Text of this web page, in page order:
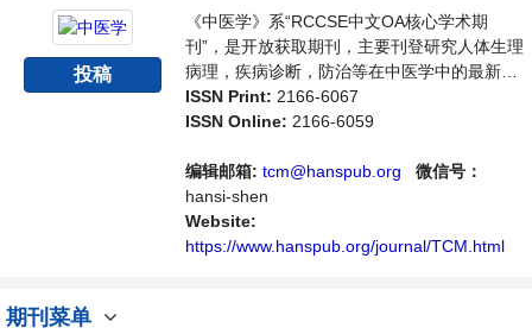
投稿
《中医学》系“RCCSE中文OA核心学术期
刊”，是开放获取期刊，主要刊登研究人体生理
病理，疾病诊断，防治等在中医学中的最新应
用的论文。本刊支持思想创新、学术创新，倡
导科学，繁荣学术，集学术性、思想性为一
人员提供一个传播、分享和讨论中医学领域内
不同方向问题与发展的交流平台。
ISSN Print: 2166-6067
ISSN Online: 2166-6059
编辑邮箱: tcm@hanspub.org
微信号：
hansi-shen
Website:
https://www.hanspub.org/journal/TCM.html
期刊菜单